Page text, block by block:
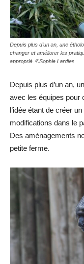
Depuis plus d’un an, une
changer et améliorer les
approprié. ©Sophie Lardies
Depuis plus d’un an,
avec les équipes pour
l’idée étant de créer
modifications dans le
Des aménagements
petite ferme.